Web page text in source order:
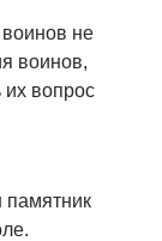
воинов не
воинов,
их вопрос